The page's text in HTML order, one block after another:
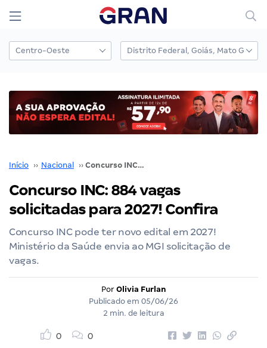
Início ›› Nacional ›› Concurso INC: 884 vagas solicitadas para 2027! Confira
Concurso INC: 884 vagas
solicitadas para 2027! Confira
Concurso INC pode ter novo edital em 2027!
Ministério da Saúde envia ao MGI solicitação de
vagas.
Por Olivia Furlan
Publicado em 05/06/26
2 min. de leitura
0 0